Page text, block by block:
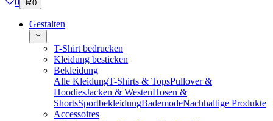
0 0
Gestalten
T-Shirt bedrucken
Kleidung besticken
Bekleidung
Alle KleidungT-Shirts & TopsPullover &
HoodiesJacken & WestenHosen &
ShortsSportbekleidungBademodeNachhaltige Produkte
Accessoires